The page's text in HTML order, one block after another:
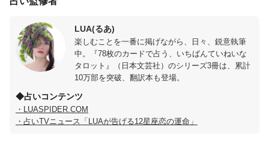
LUA(るあ)
楽しむことを一番に掲げながら、日々、鋭意執筆
中。『78枚のカードで占う、いちばんていねいな
タロット』（日本文芸社）のシリーズ3冊は、累計
10万部を突破、翻訳本も登場。
◆占いコンテンツ
・LUASPIDER.COM
・占いTVニュース「LUAが告げる12星座恋の運命」